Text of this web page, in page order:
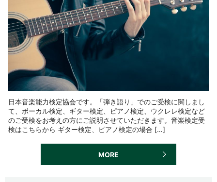
日本音楽能力検定協会です。「弾き語り」でのご受検に関しまし
て、ボーカル検定、ギター検定、ピアノ検定、ウクレレ検定など
のご受検をお考えの方にご説明させていただきます。音楽検定受
検はこちらから ギター検定、ピアノ検定の場合 […]
MORE